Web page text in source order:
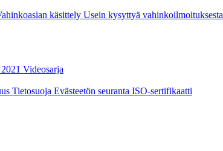
käsittely Usein kysyttyä vahinkoilmoituksesta
Videosarja
Tietosuoja Evästeetön seuranta ISO-sertifikaatti